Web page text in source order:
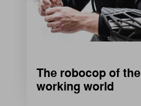
The robocop of the
working world